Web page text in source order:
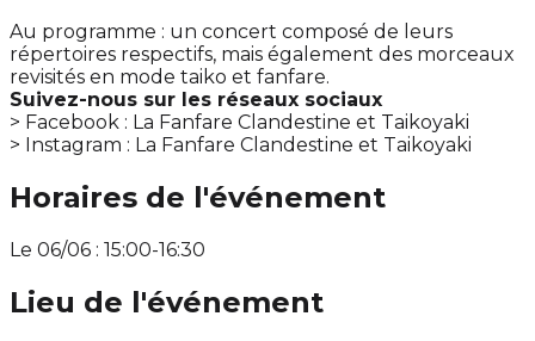
Au programme : un concert composé de leurs
répertoires respectifs, mais également des morceaux
revisités en mode taiko et fanfare.
Suivez-nous sur les réseaux sociaux
> Facebook : La Fanfare Clandestine et Taikoyaki
> Instagram : La Fanfare Clandestine et Taikoyaki
Horaires de l'événement
Le 06/06 : 15:00-16:30
Lieu de l'événement